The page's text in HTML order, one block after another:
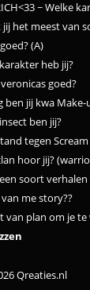
~ Welke
jij het meest van
(A)
heb jij?
goed?
ben jij kwa Make-
ben jij?
tegen Scream
hoor jij?
soort verhalen
me story??
van plan om je
Qreaties.nl